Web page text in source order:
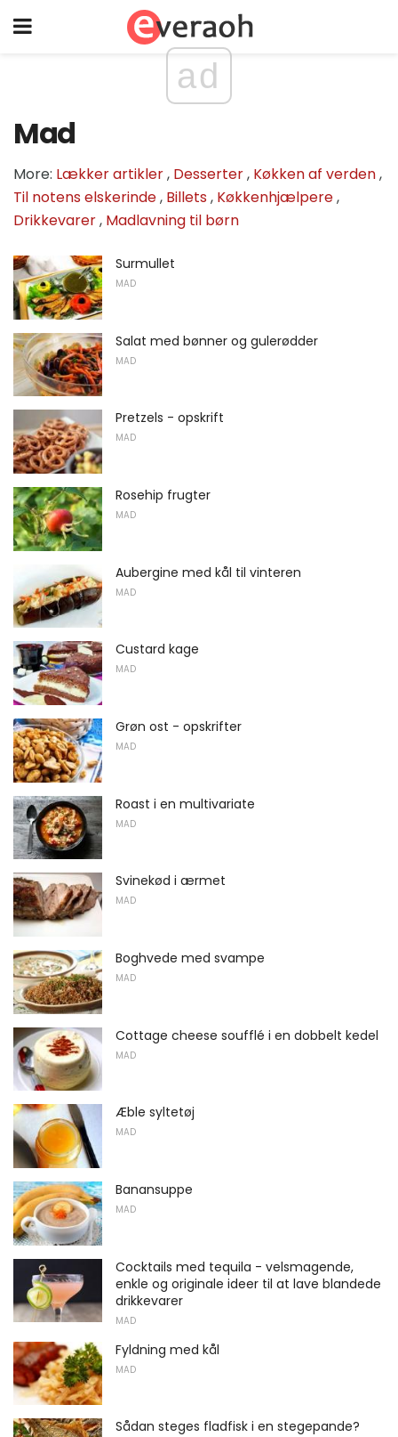
ad
Mad
More: Lækker artikler, Desserter, Køkken af ​​verden,
Til notens elskerinde, Billets, Køkkenhjælpere,
Drikkevarer, Madlavning til børn
Surmullet
MAD
Salat med bønner og gulerødder
MAD
Pretzels - opskrift
MAD
Rosehip frugter
MAD
Aubergine med kål til vinteren
MAD
Custard kage
MAD
Grøn ost - opskrifter
MAD
Roast i en multivariate
MAD
Svinekød i ærmet
MAD
Boghvede med svampe
MAD
Cottage cheese soufflé i en dobbelt kedel
MAD
Æble syltetøj
MAD
Banansuppe
MAD
Cocktails med tequila - velsmagende,
enkle og originale ideer til at lave blandede
drikkevarer
MAD
Fyldning med kål
MAD
Sådan steges fladfisk i en stegepande?